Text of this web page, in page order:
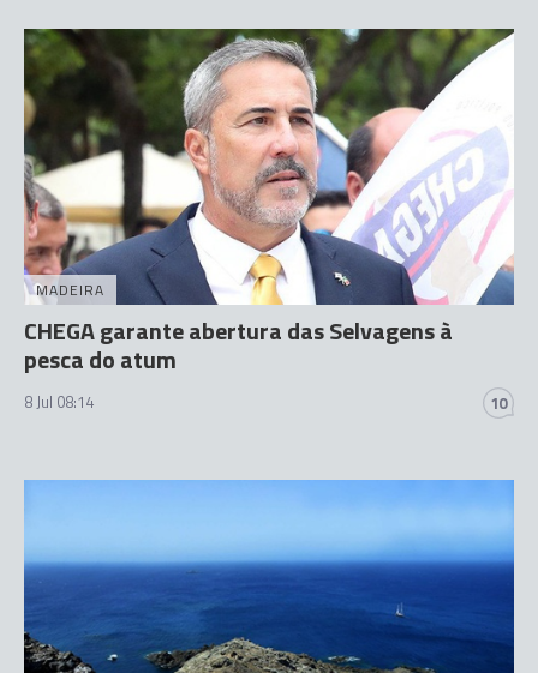
MADEIRA
CHEGA garante abertura das Selvagens à
pesca do atum
8 Jul 08:14 10